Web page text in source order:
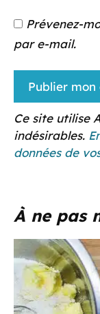
Prévenez-
par e-mail.
Ce site utilise
indésirables.
données de
À ne pas